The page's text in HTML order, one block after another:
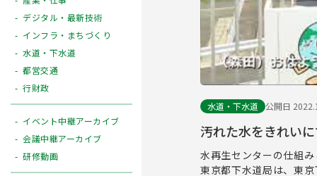
デジタル・最新技術
インフラ・まちづくり
水道・下水道
都営交通
行財政
イベント中継アーカイブ
会議中継アーカイブ
研修動画
水道・下水道 公開日
汚れた水をきれい
水再生センターの仕組み
東京都下水道局は、東